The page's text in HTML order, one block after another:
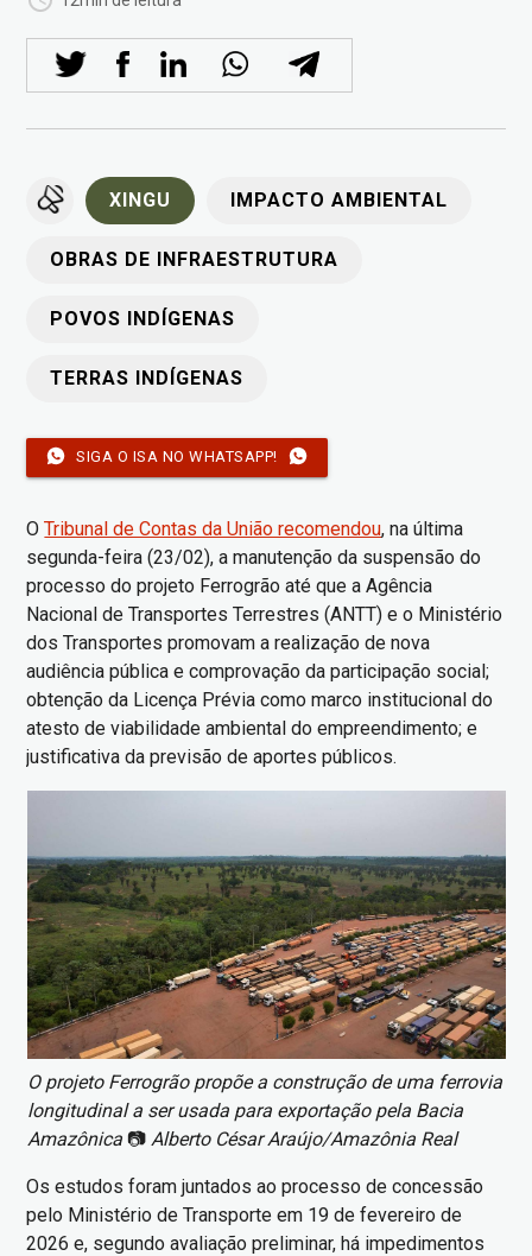
XINGU IMPACTO AMBIENTAL
OBRAS DE INFRAESTRUTURA
POVOS INDÍGENAS
TERRAS INDÍGENAS
SIGA O ISA NO WHATSAPP!
OTribunal de Contas da União recomendou, na última
segunda-feira (23/02), a manutenção da suspensão do
processo do projeto Ferrogrão até que a Agência
Nacional de Transportes Terrestres (ANTT) e o Ministério
dos Transportes promovam a realização de nova
audiência pública e comprovação da participação social;
obtenção da Licença Prévia como marco institucional do
atesto de viabilidade ambiental do empreendimento; e
justificativa da previsão de aportes públicos.
O projeto Ferrogrão propõe a construção de uma ferrovia
longitudinal a ser usada para exportação pela Bacia
Amazônica📷 Alberto César Araújo/Amazônia Real
Os estudos foram juntados ao processo de concessão
pelo Ministério de Transporte em 19 de fevereiro de
2026 e, segundo avaliação preliminar, há impedimentos